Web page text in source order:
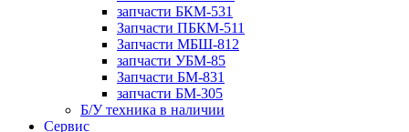
запчасти БКМ-531
Запчасти ПБКМ-511
Запчасти МБШ-812
запчасти УБМ-85
Запчасти БМ-831
запчасти БМ-305
Б/У техника в наличии
Сервис